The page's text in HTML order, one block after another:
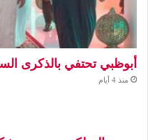
أبوظبي تحتفي بالذكرى
منذ 4 أيام